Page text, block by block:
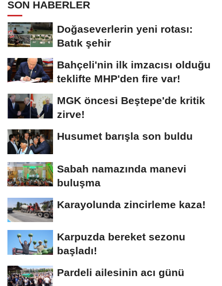
SON HABERLER
Doğaseverlerin yeni rotası:
Batık şehir
Bahçeli'nin ilk imzacısı olduğu
teklifte MHP'den fire var!
MGK öncesi Beştepe'de kritik
zirve!
Husumet barışla son buldu
Sabah namazında manevi
buluşma
Karayolunda zincirleme kaza!
Karpuzda bereket sezonu
başladı!
Pardeli ailesinin acı günü